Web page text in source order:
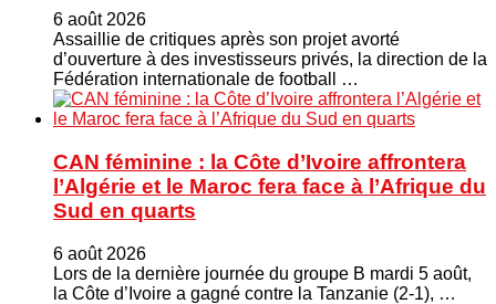
6 août 2026
Assaillie de critiques après son projet avorté
d’ouverture à des investisseurs privés, la direction de la
Fédération internationale de football …
CAN féminine : la Côte d’Ivoire affrontera
l’Algérie et le Maroc fera face à l’Afrique du
Sud en quarts
6 août 2026
Lors de la dernière journée du groupe B mardi 5 août,
la Côte d’Ivoire a gagné contre la Tanzanie (2-1), …